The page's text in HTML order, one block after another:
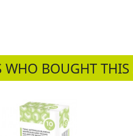
WHO BOUGHT THIS